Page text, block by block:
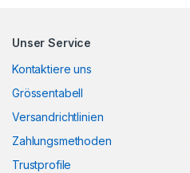
Unser Service
Kontaktiere uns
Grössentabell
Versandrichtlinien
Zahlungsmethoden
Trustprofile